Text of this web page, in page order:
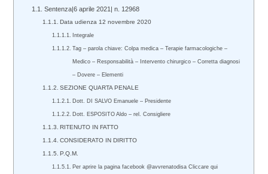
Sentenza|6 aprile 2021| n. 12968
Data udienza 12 novembre 2020
Integrale
Tag – parola chiave: Colpa medica – Terapie farmacologiche –
Medico – Responsabilità – Intervento chirurgico – Corretta diagnosi
– Dovere – Elementi
SEZIONE QUARTA PENALE
Dott. DI SALVO Emanuele – Presidente
Dott. ESPOSITO Aldo – rel. Consigliere
RITENUTO IN FATTO
CONSIDERATO IN DIRITTO
P.Q.M.
Per aprire la pagina facebook @avvrenatodisa Cliccare qui